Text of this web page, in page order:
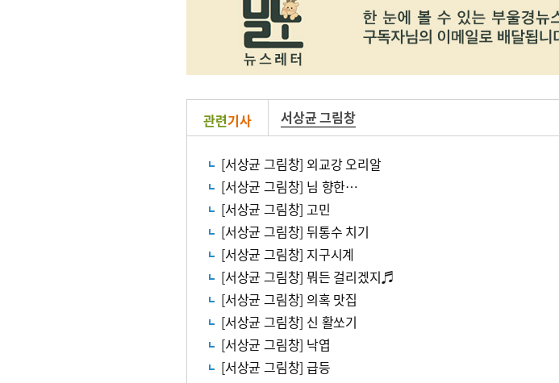
관련기사 서상균 그림창
[서상균 그림창] 외교강 오리알
[서상균 그림창] 님 향한…
[서상균 그림창] 고민
[서상균 그림창] 뒤통수 치기
[서상균 그림창] 지구시계
[서상균 그림창] 뭐든 걸리겠지♬
[서상균 그림창] 의혹 맛집
[서상균 그림창] 신 활쏘기
[서상균 그림창] 낙엽
[서상균 그림창] 급등